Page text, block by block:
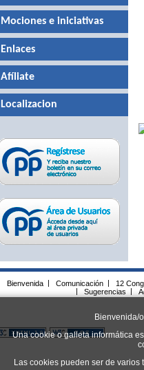
Bienvenida/
Una cookie o galleta informática
Las cookies pueden ser de
Mociones e iniciativas
Enlaces
Afíliate
Localizacion
Bienvenida Comunicación 12
Sugerencias